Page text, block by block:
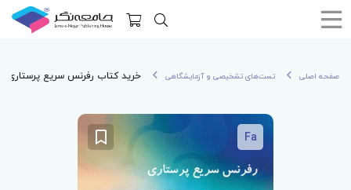
صفحه اصلی تست‌های تشخیصی و آزمایشگاهی خرید کتاب رفرنس سریع
Fa